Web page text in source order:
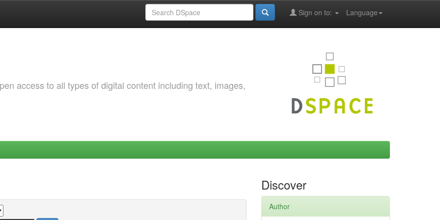
Language
Sign on to:
access to all types of digital content including text, images,
Discover
Author